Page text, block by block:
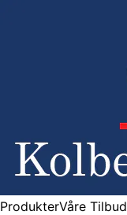
ProdukterVåre Tilbud